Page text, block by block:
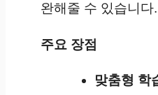
완해줄 수 있습니다.
주요 장점
맞춤형 학